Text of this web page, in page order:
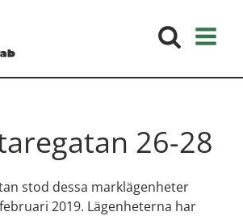
26-28
stod dessa marklägenheter
2019. Lägenheterna har